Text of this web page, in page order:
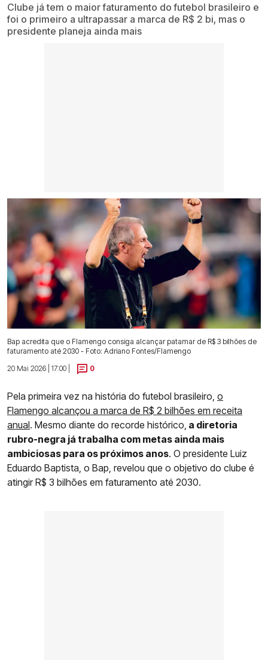
Clube já tem o maior faturamento do futebol brasileiro e
foi o primeiro a ultrapassar a marca de R$ 2 bi, mas o
presidente planeja ainda mais
Bap acredita que o Flamengo consiga alcançar patamar de R$ 3 bilhões de
faturamento até 2030 - Foto: Adriano Fontes/Flamengo
20 Mai 2026 | 17:00 |
0
Pela primeira vez na história do futebol brasileiro, o
Flamengo alcançou a marca de R$ 2 bilhões em receita
anual. Mesmo diante do recorde histórico, a diretoria
rubro-negra já trabalha com metas ainda mais
ambiciosas para os próximos anos. O presidente Luiz
Eduardo Baptista, o Bap, revelou que o objetivo do clube é
atingir R$ 3 bilhões em faturamento até 2030.